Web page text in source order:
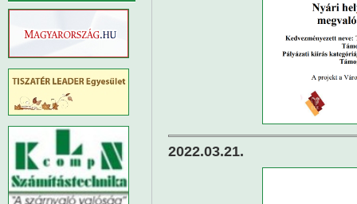
2022.03.21.